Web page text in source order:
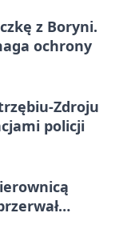
z Boryni.
ochrony
Zdroju
policji